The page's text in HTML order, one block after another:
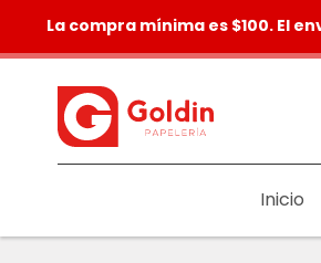
La compra mínima es $100. El
Inicio